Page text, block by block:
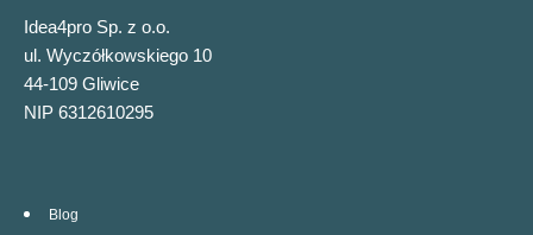
Idea4pro Sp. z o.o.
ul. Wyczółkowskiego 10
44-109 Gliwice
NIP 6312610295
Blog